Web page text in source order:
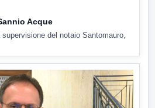
Acque
del notaio Santomauro,